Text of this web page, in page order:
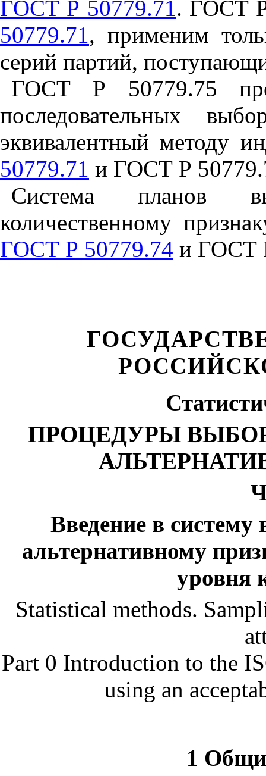
ГОСТ Р 50779.71. ГОСТ
50779.71, применим
серий партий,
ГОСТ Р 50779.75
последовательных
эквивалентный методу
50779.71 и ГОСТ Р
Система планов
количественному
ГОСТ Р 50779.74 и ГОСТ
ПРОЦЕДУРЫ
Введение в
альтернативному
уровня
Statistical methods.
Part 0 Introduction to the
using an
1